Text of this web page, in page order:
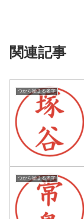
関連記事
つから始まる名字
つから始まる名字